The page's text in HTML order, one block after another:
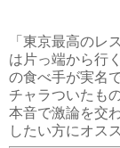
「東京最高のレ
は片っ端から行
の食べ手が実名
チャラついたも
本音で激論を交
したい方にオスス